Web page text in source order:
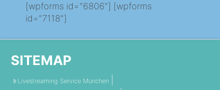
[wpforms id="6806"] [wpforms
id="7118"]
SITEMAP
Livestreaming Service München